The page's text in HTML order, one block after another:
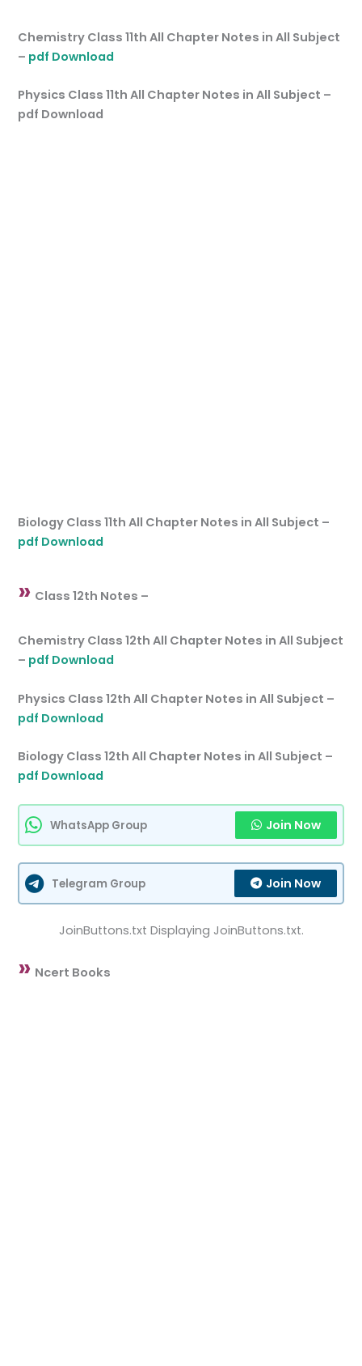
Chemistry Class 11th All Chapter Notes in All Subject
– pdf Download
Physics Class 11th All Chapter Notes in All Subject –
pdf Download
Biology Class 11th All Chapter Notes in All Subject –
pdf Download
» Class 12th Notes –
Chemistry Class 12th All Chapter Notes in All Subject
– pdf Download
Physics Class 12th All Chapter Notes in All Subject –
pdf Download
Biology Class 12th All Chapter Notes in All Subject –
pdf Download
WhatsApp Group Join Now
Telegram Group Join Now
JoinButtons.txt Displaying JoinButtons.txt.
» Ncert Books